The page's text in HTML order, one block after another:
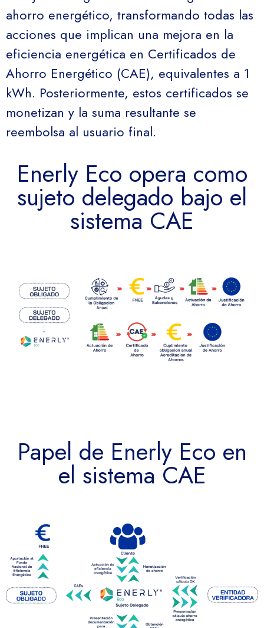
ahorro energético, transformando todas las
acciones que implican una mejora en la
eficiencia energética en Certificados de
Ahorro Energético (CAE), equivalentes a 1
kWh. Posteriormente, estos certificados se
monetizan y la suma resultante se
reembolsa al usuario final.
Enerly Eco opera como
sujeto delegado bajo el
sistema CAE
Papel de Enerly Eco en
el sistema CAE